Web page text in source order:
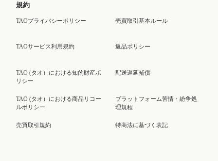
規約
TAOプライバシーポリシー
TAOサービス利用規約
TAO (タオ）における知的財産ポ
リシー
TAO (タオ）における商品リコー
ルポリシー
売買取引規約
売買取引基本ルール
返品ポリシー
配送遅延補償
プラットフォーム苦情・紛争処
理規程
特商法に基づく表記